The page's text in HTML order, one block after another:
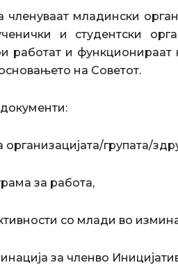
младински
и студентски
работат и функционираат
на Советот.
организацијата/групата/
за работа,
со млади во
за членво